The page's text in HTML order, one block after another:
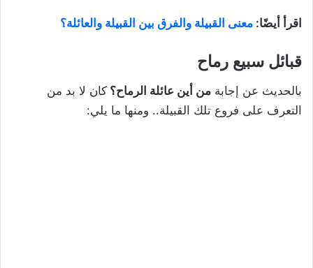
اقرأ أيضًا: معنى القبيلة والفرق بين القبيلة والعائلة؟
قبائل سبيع رماح
بالحديث عن إجابة من أين عائلة الرماح؟ كان لا بد من
التعرف على فروع تلك القبيلة.. ومنها ما يلي: